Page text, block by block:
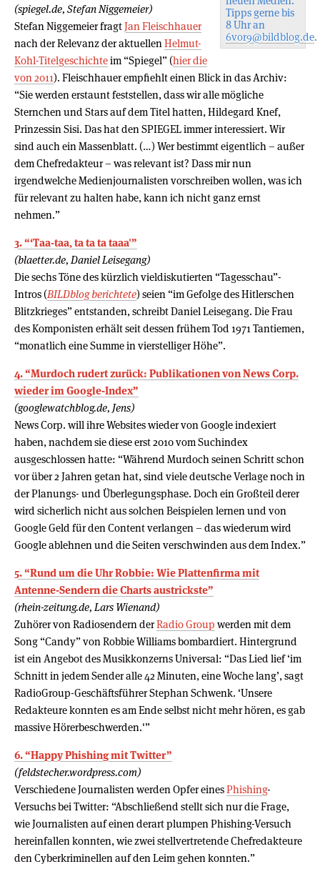
Tipps gerne bis
8 Uhr an
6vor9@bildblog.de.
(spiegel.de, Stefan Niggemeier)
Stefan Niggemeier fragtJan Fleischhauer
nach der Relevanz der aktuellenHelmut-
Kohl-Titelgeschichteim “Spiegel” (hier die
von 2011). Fleischhauer empfiehlt einen Blick in das Archiv:
“Sie werden erstaunt feststellen, dass wir alle mögliche
Sternchen und Stars auf dem Titel hatten, Hildegard Knef,
Prinzessin Sisi. Das hat den SPIEGEL immer interessiert. Wir
sind auch ein Massenblatt. (…) Wer bestimmt eigentlich – außer
dem Chefredakteur – was relevant ist? Dass mir nun
irgendwelche Medienjournalisten vorschreiben wollen, was ich
für relevant zu halten habe, kann ich nicht ganz ernst
nehmen.”
3. “‘Taa-taa, ta ta ta taaa'”
(blaetter.de, Daniel Leisegang)
Die sechs Töne des kürzlich vieldiskutierten “Tagesschau”-
Intros (BILDblog berichtete) seien “im Gefolge des Hitlerschen
Blitzkrieges” entstanden, schreibt Daniel Leisegang. Die Frau
des Komponisten erhält seit dessen frühem Tod 1971 Tantiemen,
“monatlich eine Summe in vierstelliger Höhe”.
4. “Murdoch rudert zurück: Publikationen von News Corp.
wieder im Google-Index”
(googlewatchblog.de, Jens)
News Corp. will ihre Websites wieder von Google indexiert
haben, nachdem sie diese erst 2010 vom Suchindex
ausgeschlossen hatte: “Während Murdoch seinen Schritt schon
vor über 2 Jahren getan hat, sind viele deutsche Verlage noch in
der Planungs- und Überlegungsphase. Doch ein Großteil derer
wird sicherlich nicht aus solchen Beispielen lernen und von
Google Geld für den Content verlangen – das wiederum wird
Google ablehnen und die Seiten verschwinden aus dem Index.”
5. “Rund um die Uhr Robbie: Wie Plattenfirma mit
Antenne-Sendern die Charts austrickste”
(rhein-zeitung.de, Lars Wienand)
Zuhörer von Radiosendern derRadio Group werden mit dem
Song “Candy” von Robbie Williams bombardiert. Hintergrund
ist ein Angebot des Musikkonzerns Universal: “Das Lied lief ‘im
Schnitt in jedem Sender alle 42 Minuten, eine Woche lang’, sagt
RadioGroup-Geschäftsführer Stephan Schwenk. ‘Unsere
Redakteure konnten es am Ende selbst nicht mehr hören, es gab
massive Hörerbeschwerden.'”
6. “Happy Phishing mit Twitter”
(feldstecher.wordpress.com)
Verschiedene Journalisten werden Opfer einesPhishing-
Versuchs bei Twitter: “Abschließend stellt sich nur die Frage,
wie Journalisten auf einen derart plumpen Phishing-Versuch
hereinfallen konnten, wie zwei stellvertretende Chefredakteure
den Cyberkriminellen auf den Leim gehen konnten.”